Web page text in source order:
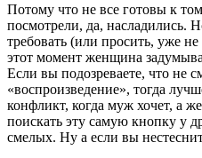
Потому что не все готовы к
посмотрели, да, насладились.
требовать (или просить, уже
этот момент женщина
Если вы подозреваете, что не
«воспроизведение», тогда
конфликт, когда муж хочет, а
поискать эту самую кнопку у
смелых. Ну а если вы